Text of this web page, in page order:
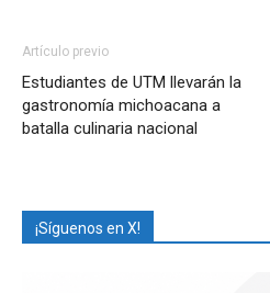
Artículo previo
Estudiantes de UTM llevarán la
gastronomía michoacana a
batalla culinaria nacional
¡Síguenos en X!